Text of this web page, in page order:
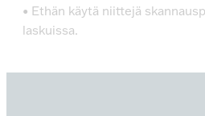
• Ethän käytä niittejä
laskuissa.